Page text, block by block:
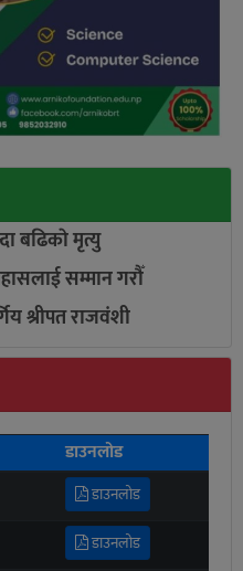
बढिकाे मृत्यु
सम्मान गरौँ
श्रीपत राजवंशी
डाउनलोड
डाउनलोड
डाउनलोड